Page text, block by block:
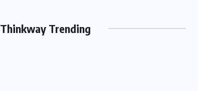
Thinkway Trending